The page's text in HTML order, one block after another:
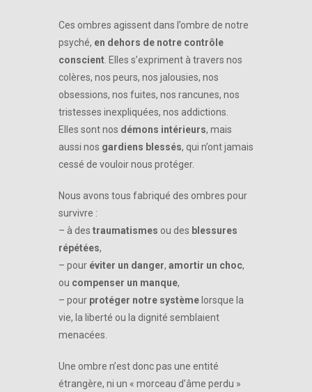
Ces ombres agissent dans l’ombre de notre
psyché, en dehors de notre contrôle
conscient . Elles s’expriment à travers nos
colères, nos peurs, nos jalousies, nos
obsessions, nos fuites, nos rancunes, nos
tristesses inexpliquées, nos addictions.
Elles sont nos démons intérieurs, mais
aussi nos gardiens blessés, qui n’ont jamais
cessé de vouloir nous protéger.
Nous avons tous fabriqué des ombres pour
survivre :
– à des traumatismes ou des blessures
répétées,
– pour éviter un danger, amortir un choc,
ou compenser un manque,
– pour protéger notre système lorsque la
vie, la liberté ou la dignité semblaient
menacées.
Une ombre n’est donc pas une entité
étrangère, ni un « morceau d’âme perdu »